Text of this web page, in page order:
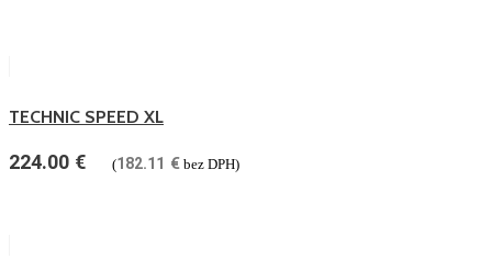
TECHNIC SPEED XL
224.00 € (182.11 € bez DPH)